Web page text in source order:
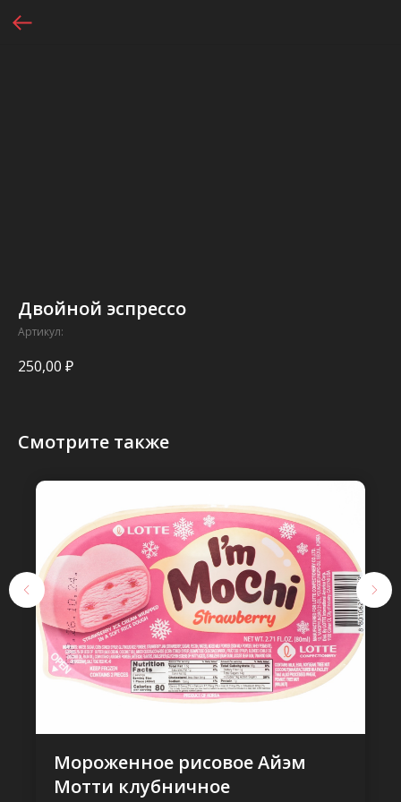
Двойной эспрессо
Артикул:
250,00 ₽
Смотрите также
Мороженное рисовое Айэм
Мотти клубничное